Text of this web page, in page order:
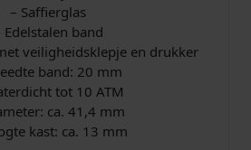
0
,
0
0
– Saffierglas
Edelstalen band
veiligheidsklepje en drukker
band: 20 mm
tot 10 ATM
ca. 41,4 mm
kast: ca. 13 mm